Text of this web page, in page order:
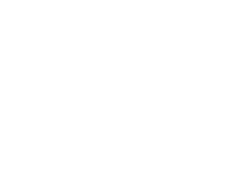
individueller
die Koloskopie verbessert